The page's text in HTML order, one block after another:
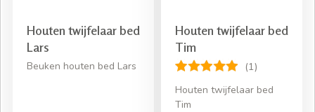
Houten twijfelaar bed
Lars
Beuken houten bed Lars
Houten twijfelaar bed
Tim
(1)
Houten twijfelaar bed
Tim